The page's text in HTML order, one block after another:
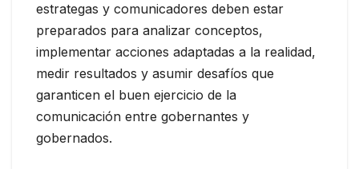
estrategas y comunicadores deben estar
preparados para analizar conceptos,
implementar acciones adaptadas a la realidad,
medir resultados y asumir desafíos que
garanticen el buen ejercicio de la
comunicación entre gobernantes y
gobernados.